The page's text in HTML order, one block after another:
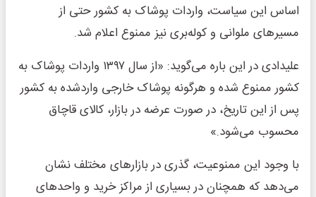
اساس این سیاست، واردات پوشاک به کشور حتی از
مسیرهای ملوانی و کوله‌بری نیز ممنوع اعلام شد.
علیدادی در این باره می‌گوید: «از سال ۱۳۹۷ واردات پوشاک به
کشور ممنوع شده و هرگونه پوشاک خارجی واردشده به کشور
پس از این تاریخ، در صورت عرضه در بازار، کالای قاچاق
محسوب می‌شود.»
با وجود این ممنوعیت، گذری در بازارهای مختلف نشان
می‌دهد که همچنان در بسیاری از مراکز خرید و واحدهای